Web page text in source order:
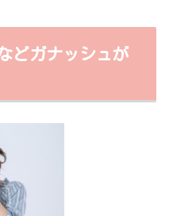
どガナッシュが